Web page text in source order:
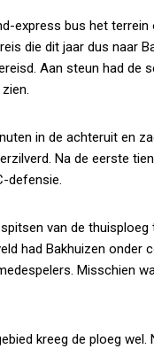
express bus het terrein
die dit jaar dus naar
Aan steun had de
in de achteruit en
Na de eerste
defensie.
van de thuisploeg
had Bakhuizen onder
Misschien
kreeg de ploeg wel.